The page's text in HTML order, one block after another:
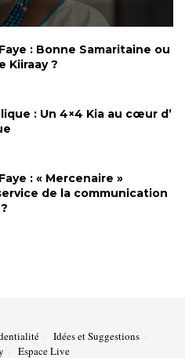
: Bonne Samaritaine ou
Kiiraay ?
: Un 4×4 Kia au cœur d’
: « Mercenaire »
de la communication
Idées et Suggestions
Espace Live